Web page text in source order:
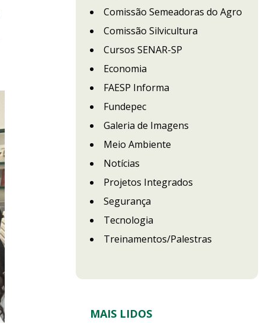
Comissão Semeadoras do Agro
Comissão Silvicultura
Cursos SENAR-SP
Economia
FAESP Informa
Fundepec
Galeria de Imagens
Meio Ambiente
Notícias
Projetos Integrados
Segurança
Tecnologia
Treinamentos/Palestras
MAIS LIDOS